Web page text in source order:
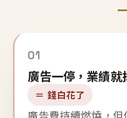
01
廣告一停，業績就
＝ 錢白花了
廣告費持續燃燒，